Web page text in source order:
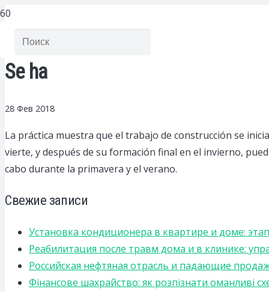
Se ha
28 Фев 2018
La práctica muestra que el trabajo de construcción se
vierte, y después de su formación final en el invierno,
cabo durante la primavera y el verano.
Свежие записи
Установка кондиционера в квартире и доме:
Реабилитация после травм дома и в клинике:
Российская нефтяная отрасль и падающие
Фінансове шахрайство: як розпізнати оманливі